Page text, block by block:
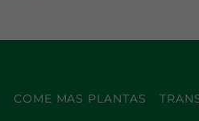
COME MAS PLANTAS